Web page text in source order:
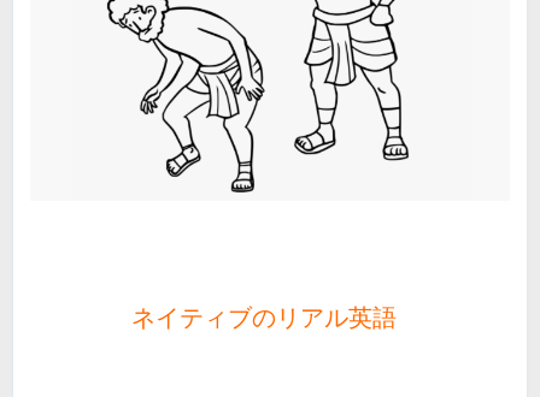
ネイティブのリアル英語